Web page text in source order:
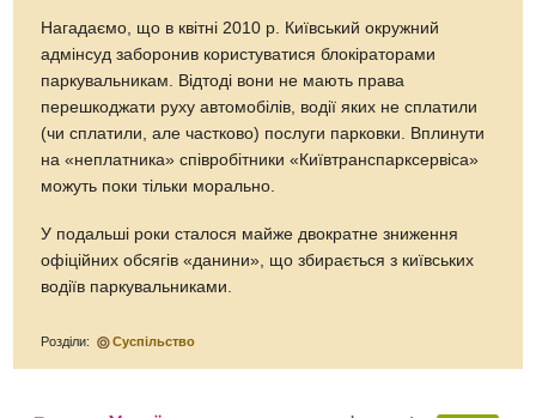
Нагадаємо, що в квітні 2010 р. Київський окружний
адмінсуд заборонив користуватися блокіраторами
паркувальникам. Відтоді вони не мають права
перешкоджати руху автомобілів, водії яких не сплатили
(чи сплатили, але частково) послуги парковки. Вплинути
на «неплатника» співробітники «Київтранспарксервіса»
можуть поки тільки морально.
У подальші роки сталося майже двократне зниження
офіційних обсягів «данини», що збирається з київських
водіїв паркувальниками.
Розділи: Суспільство